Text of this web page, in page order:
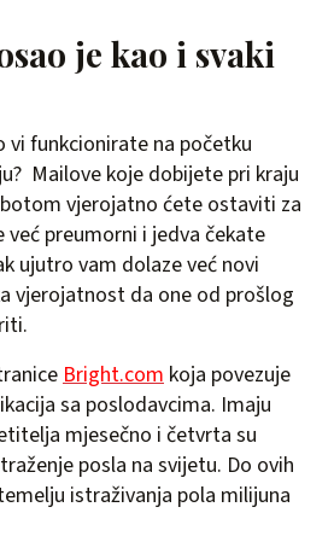
je kao i svaki
vi funkcionirate na početku
Mailove koje dobijete pri kraju
vjerojatno ćete ostaviti za
preumorni i jedva čekate
ujutro vam dolaze već novi
vjerojatnost da one od prošlog
Bright.com koja povezuje
sa poslodavcima. Imaju
mjesečno i četvrta su
posla na svijetu. Do ovih
istraživanja pola milijuna